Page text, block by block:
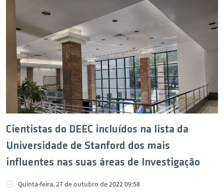
Cientistas do DEEC incluídos na lista da
Universidade de Stanford dos mais
influentes nas suas áreas de Investigação
Quinta-feira, 27 de outubro de 2022 09:58